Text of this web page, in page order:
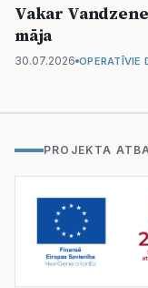
Vakar
māja
30.07.2026 OPERATĪVIE
PROJEKTA